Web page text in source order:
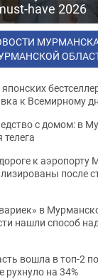
have 2026
к Всемирному
с домом: в
к аэропорту
после
в
нашли способ
вошла в топ-2
рухнуло на 34%